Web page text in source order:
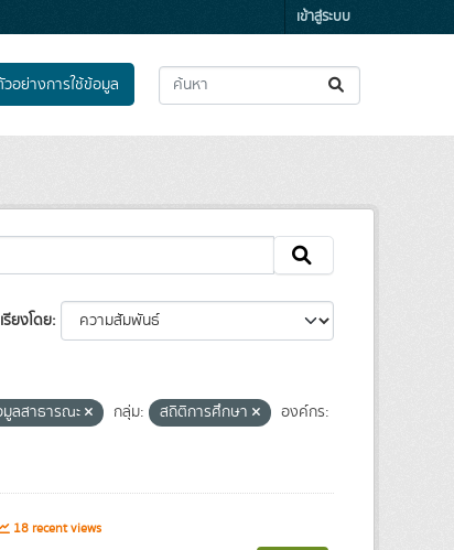
เข้าสู่ระบบ
อย่างการใช้ข้อมูล
เรียงโดย
มูลสาธารณะ กลุ่ม: สถิติการศึกษา
องค์กร:
18 recent views